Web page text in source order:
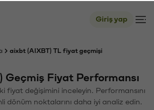
Giriş yap
aixbt (AIXBT) TL fiyat geçmişi
Geçmiş Fiyat Performansı
fiyat değişimini inceleyin. Performansını
dönüm noktalarını daha iyi analiz edin.